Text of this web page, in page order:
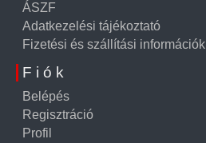
ÁSZF
Adatkezelési tájékoztató
Fizetési és szállítási információk
Fiók
Belépés
Regisztráció
Profil